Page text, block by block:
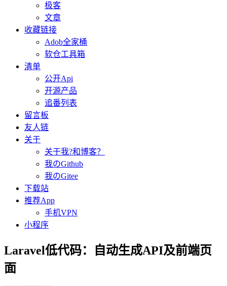
极客
文章
收藏链接
Adob全家桶
软仓工具箱
清单
公开Api
开源产品
追番列表
留言板
友人链
关于
关于我?和博客？
我のGithub
我のGitee
下载站
推荐App
手机VPN
小程序
Laravel低代码：自动生成API及前端页
面